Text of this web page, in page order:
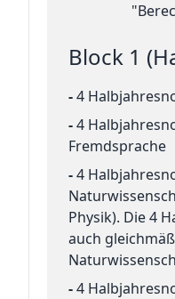
Block 1
-4
-4
Fremdsprache
-4
Physik). Die 4
auch
-4